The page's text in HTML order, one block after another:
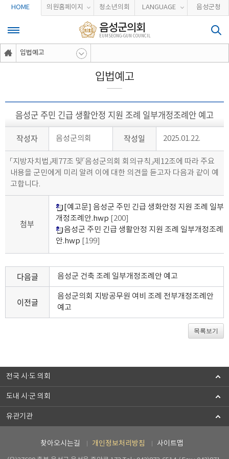
본문바로가기
음성군의회
EUMSEONG-GUN COUNCIL
HOME 의원홈페이지 청소년의회 LANGUAGE 음성군청
입법예고
입법예고
음성군 주민 긴급 생활안정 지원 조례 일부개정조례안 예고
작성자 음성군의회 작성일 2025.01.22.
「지방자치법」제77조 및「음성군의회 회의규칙」제12조에 따라 주요
내용을 군민에게 미리 알려 이에 대한 의견을 듣고자 다음과 같이 예
고합니다.
첨부
[예고문] 음성군 주민 긴급 생화안정 지원 조례 일부
개정조례안.hwp [200]
음성군 주민 긴급 생활안정 지원 조례 일부개정조례
안.hwp [199]
다음글 음성군 건축 조례 일부개정조례안 예고
이전글
음성군의회 지방공무원 여비 조례 전부개정조례안
예고
목록보기
전국 시·도 의회
도내 시·군 의회
유관기관
찾아오시는길 개인정보처리방침 사이트맵